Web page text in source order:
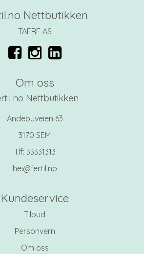
Nettbutikken
TAFRE AS
Om oss
Nettbutikken
Andebuveien 63
3170 SEM
Tlf: 33331313
hei@fertil.no
Kundeservice
Tilbud
Personvern
Om oss